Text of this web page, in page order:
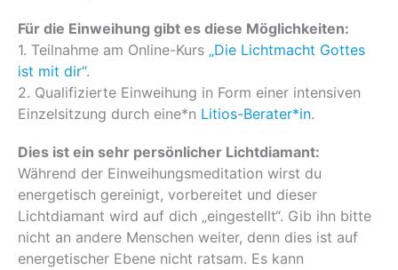
Für die Einweihung gibt es diese Möglichkeiten:
1. Teilnahme am Online-Kurs „Die Lichtmacht Gottes
ist mit dir“.
2. Qualifizierte Einweihung in Form einer intensiven
Einzelsitzung durch eine*n Litios-Berater*in.
Dies ist ein sehr persönlicher Lichtdiamant:
Während der Einweihungsmeditation wirst du
energetisch gereinigt, vorbereitet und dieser
Lichtdiamant wird auf dich „eingestellt“. Gib ihn bitte
nicht an andere Menschen weiter, denn dies ist auf
energetischer Ebene nicht ratsam. Es kann